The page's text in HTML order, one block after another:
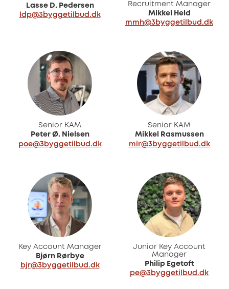
Lasse D. Pedersen
ldp@3byggetilbud.dk
Recruitment Manager
Mikkel Held
mmh@3byggetilbud.dk
Senior KAM
Peter Ø. Nielsen
poe@3byggetilbud.dk
Senior KAM
Mikkel Rasmussen
mir@3byggetilbud.dk
Key Account Manager
Bjørn Rørbye
bjr@3byggetilbud.dk
Junior Key Account
Manager
Philip Egetoft
pe@3byggetilbud.dk